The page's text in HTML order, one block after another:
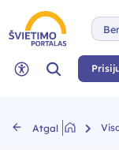
Neįgaliųjų rėžimas
Paieška
Atgal